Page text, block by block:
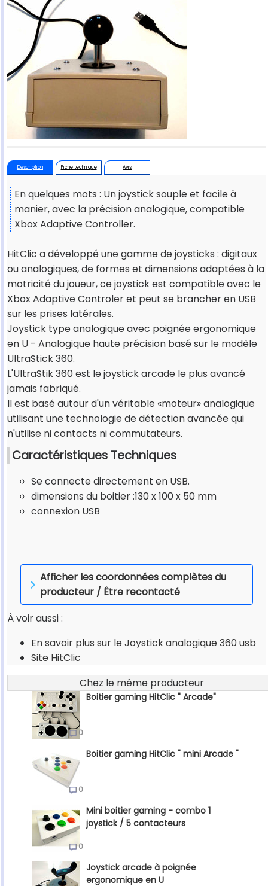
Description Fiche technique Avis
En quelques mots : Un joystick souple et facile à
manier, avec la précision analogique, compatible
Xbox Adaptive Controller.
HitClic a développé une gamme de joysticks : digitaux
ou analogiques, de formes et dimensions adaptées à la
motricité du joueur, ce joystick est compatible avec le
Xbox Adaptive Controler et peut se brancher en USB
sur les prises latérales.
Joystick type analogique avec poignée ergonomique
en U - Analogique haute précision basé sur le modèle
UltraStick 360.
L'UltraStik 360 est le joystick arcade le plus avancé
jamais fabriqué.
Il est basé autour d'un véritable «moteur» analogique
utilisant une technologie de détection avancée qui
n'utilise ni contacts ni commutateurs.
Caractéristiques Techniques
Se connecte directement en USB.
dimensions du boitier :130 x 100 x 50 mm
connexion USB
Afficher les coordonnées complètes du
producteur / Être recontacté
À voir aussi :
En savoir plus sur le Joystick analogique 360 usb
Site HitClic
Chez le même producteur
Boitier gaming HitClic " Arcade"
0
Boitier gaming HitClic " mini Arcade "
0
Mini boitier gaming - combo 1
joystick / 5 contacteurs
0
Joystick arcade à poignée
ergonomique en U